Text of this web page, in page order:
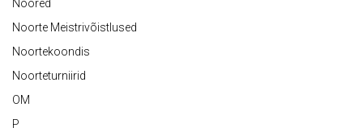
Noored
Noorte Meistrivõistlused
Noortekoondis
Noorteturniirid
OM
P